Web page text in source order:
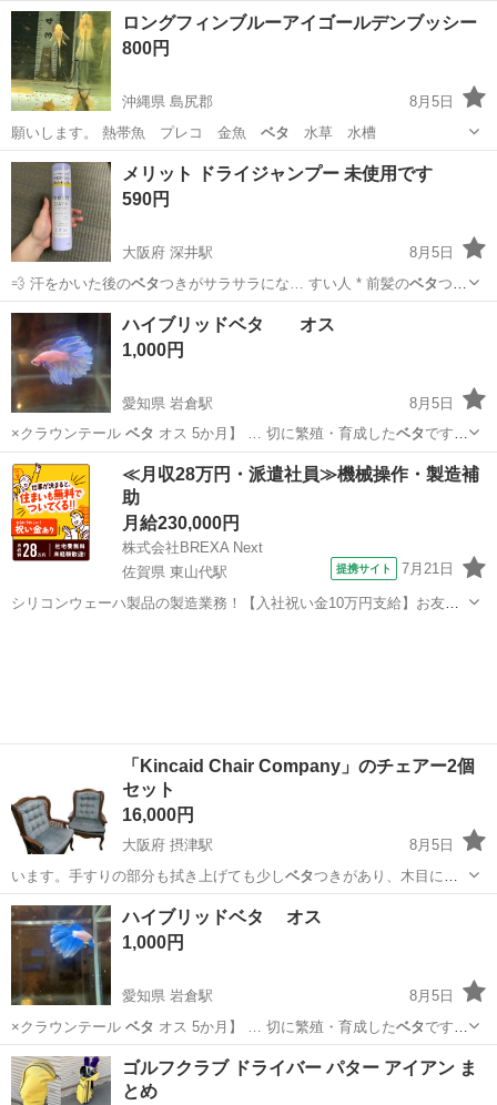
沖縄 島尻郡 その他 ブルーアイゴールデンブッシー
ロングフィンブルーアイゴールデンブッシー
800円
沖縄県 島尻郡
8月5日
願いします。 熱帯魚 プレコ 金魚 ベタ 水草 水槽
沖縄 島尻郡 その他
メリット ドライジャンプー 未使用です
590円
大阪府 深井駅
8月5日
💨 汗をかいた後のベタつきがサラサラにな… すい人 * 前髪のベタつき
が気になる人 …
大阪 堺市 深井駅 ヘアケア
ハイブリッドベタ オス
1,000円
愛知県 岩倉駅
8月5日
×クラウンテール ベタ オス 5か月】 … 切に繁殖・育成したベタ です。
【詳細】…
愛知 名古屋市 岩倉駅 その他 ベタ
≪月収28万円・派遣社員≫機械操作・製造補
助
月給230,000円
株式会社BREXA Next
佐賀県 東山代駅
提携サイト 7月21日
シリコンウェーハ製品の製造業務！【入社祝い金10万円支給】お友達
「Kincaid Chair Company」のチェアー2個
セット
16,000円
大阪府 摂津駅
8月5日
います。手すりの部分も拭き上げても少しベタつきがあり、木目にキ
ズや擦れもかなりご…
大阪 摂津市 摂津駅 椅子
ハイブリッドベタ オス
1,000円
愛知県 岩倉駅
8月5日
×クラウンテール ベタ オス 5か月】 … 切に繁殖・育成したベタ です。
【詳細】…
愛知 名古屋市 岩倉駅 その他
ゴルフクラブ ドライバー パター アイアン ま
とめ